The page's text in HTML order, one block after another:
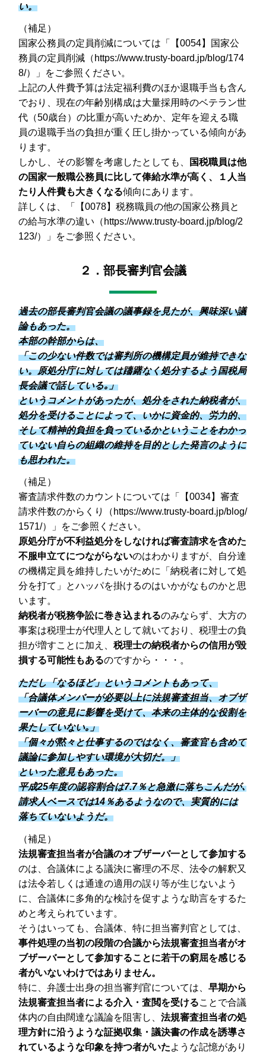
い。
（補足）
国家公務員の定員削減については「【0054】国家公
務員の定員削減（https://www.trusty-board.jp/blog/174
8/）」をご参照ください。
上記の人件費予算は法定福利費のほか退職手当も含ん
でおり、現在の年齢別構成は大量採用時のベテラン世
代（50歳台）の比重が高いためか、定年を迎える職
員の退職手当の負担が重く圧し掛かっている傾向があ
ります。
しかし、その影響を考慮したとしても、
国税職員は他
の国家一般職公務員に比して俸給水準が高く、１人当
たり人件費も大きくなる傾向にあります。
詳しくは、「【0078】税務職員の他の国家公務員と
の給与水準の違い（https://www.trusty-board.jp/blog/2
123/）」をご参照ください。
２．部長審判官会議
過去の部長審判官会議の議事録を見たが、興味深い議
論もあった。
本部の幹部からは、
「この少ない件数では審判所の機構定員が維持できな
い。原処分庁に対しては躊躇なく処分するよう国税局
長会議で話している｡」
というコメントがあったが、処分をされた納税者が、
処分を受けることによって、いかに資金的、労力的、
そして精神的負担を負っているかということをわかっ
ていない自らの組織の維持を目的とした発言のように
も思われた。
（補足）
審査請求件数のカウントについては「【0034】審査
請求件数のからくり（https://www.trusty-board.jp/blog/
1571/）」をご参照ください。
原処分庁が不利益処分をしなければ審査請求を含めた
不服申立てにつながらないのはわかりますが、自分達
の機構定員を維持したいがために「納税者に対して処
分を打て」とハッパを掛けるのはいかがなものかと思
います。
納税者が税務争訟に巻き込まれるのみならず、大方の
事案は税理士が代理人として就いており、税理士の負
担が増すことに加え、税理士の納税者からの信用が毀
損する可能性もあるのですから・・・。
ただし「なるほど」というコメントもあって、
「合議体メンバーが必要以上に法規審査担当、オブザ
ーバーの意見に影響を受けて、本来の主体的な役割を
果たしていない｡」
「個々が黙々と仕事するのではなく、審査官も含めて
議論に参加しやすい環境が大切だ。」
といった意見もあった。
平成25年度の認容割合は7.7％と急激に落ちこんだが､
請求人ベースでは14％あるようなので、実質的には
落ちていないようだ。
（補足）
法規審査担当者が合議のオブザーバ一として参加する
のは、合議体による議決に審理の不尽、法令の解釈又
は法令若しくは通達の適用の誤り等が生じないよう
に、合議体に多角的な検討を促すような助言をするた
めと考えられています。
そうはいっても、合議体、特に担当審判官としては、
事件処理の当初の段階の合議から法規審査担当者がオ
ブザーバーとして参加することに若干の窮屈を感じる
者がいないわけではありません。
特に、弁護士出身の担当審判官については、早期から
法規審査担当者による介入・査閲を受けることで合議
体内の自由闊達な議論を阻害し、法規審査担当者の処
理方針に沿うような証拠収集・議決書の作成を誘導さ
れているような印象を持つ者がいたような記憶があり